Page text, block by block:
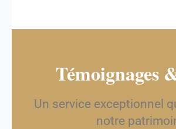
Témoignages
Un service exceptionnel
notre